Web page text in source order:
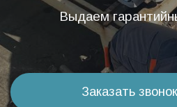
Выдаем
Заказать